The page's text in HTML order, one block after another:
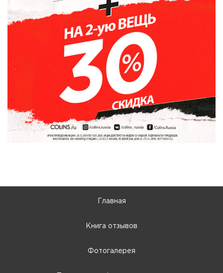
Главная
Книга отзывов
Фотогалерея